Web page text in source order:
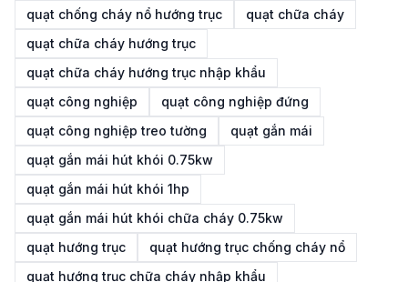
quạt chống cháy nổ hướng trục
quạt chữa cháy
quạt chữa cháy hướng trục
quạt chữa cháy hướng trục nhập khẩu
quạt công nghiệp
quạt công nghiệp đứng
quạt công nghiệp treo tường
quạt gắn mái
quạt gắn mái hút khói 0.75kw
quạt gắn mái hút khói 1hp
quạt gắn mái hút khói chữa cháy 0.75kw
quạt hướng trục
quạt hướng trục chống cháy nổ
quạt hướng trục chữa cháy nhập khẩu